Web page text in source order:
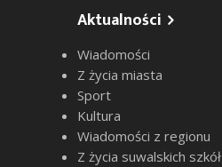
Aktualności
Wiadomości
Z życia miasta
Sport
Kultura
Wiadomości z regionu
Z życia suwalskich szkół